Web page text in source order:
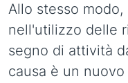
Allo stesso
nell'utilizzo delle
segno di attività
causa è un